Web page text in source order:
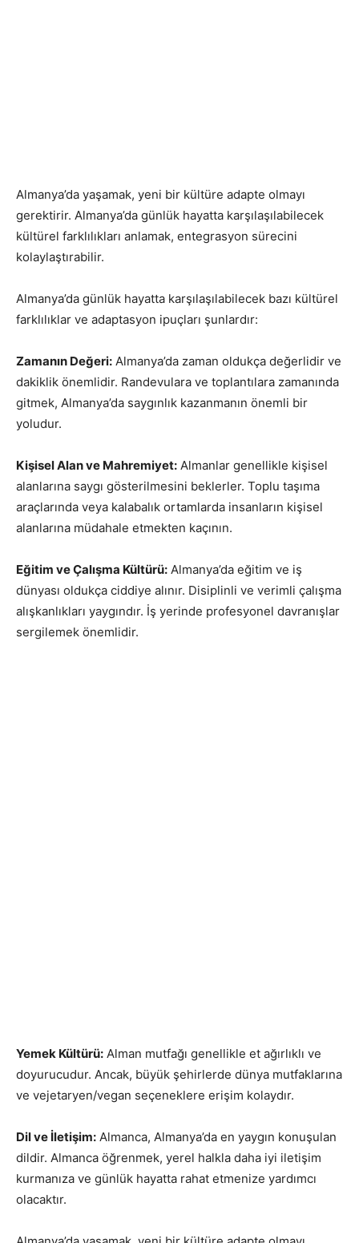
Almanya’da yaşamak, yeni bir kültüre adapte olmayı
gerektirir. Almanya’da günlük hayatta karşılaşılabilecek
kültürel farklılıkları anlamak, entegrasyon sürecini
kolaylaştırabilir.
Almanya’da günlük hayatta karşılaşılabilecek bazı kültürel
farklılıklar ve adaptasyon ipuçları şunlardır:
Zamanın Değeri: Almanya’da zaman oldukça değerlidir ve
dakiklik önemlidir. Randevulara ve toplantılara zamanında
gitmek, Almanya’da saygınlık kazanmanın önemli bir
yoludur.
Kişisel Alan ve Mahremiyet: Almanlar genellikle kişisel
alanlarına saygı gösterilmesini beklerler. Toplu taşıma
araçlarında veya kalabalık ortamlarda insanların kişisel
alanlarına müdahale etmekten kaçının.
Eğitim ve Çalışma Kültürü: Almanya’da eğitim ve iş
dünyası oldukça ciddiye alınır. Disiplinli ve verimli çalışma
alışkanlıkları yaygındır. İş yerinde profesyonel davranışlar
sergilemek önemlidir.
Yemek Kültürü: Alman mutfağı genellikle et ağırlıklı ve
doyurucudur. Ancak, büyük şehirlerde dünya mutfaklarına
ve vejetaryen/vegan seçeneklere erişim kolaydır.
Dil ve İletişim: Almanca, Almanya’da en yaygın konuşulan
dildir. Almanca öğrenmek, yerel halkla daha iyi iletişim
kurmanıza ve günlük hayatta rahat etmenize yardımcı
olacaktır.